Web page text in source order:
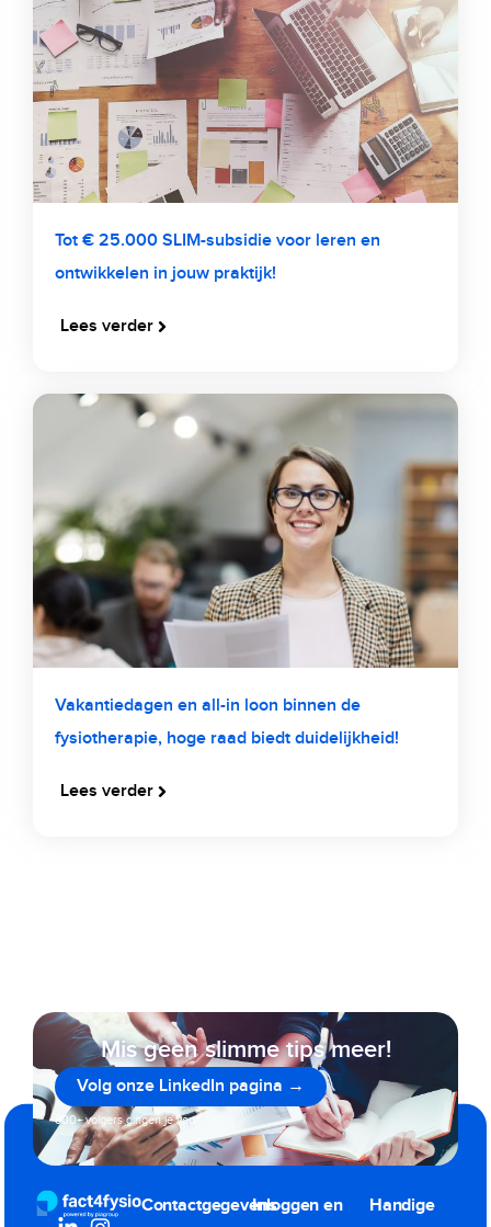
Tot € 25.000 SLIM-subsidie voor leren en
ontwikkelen in jouw praktijk!
Lees verder
Vakantiedagen en all-in loon binnen de
fysiotherapie, hoge raad biedt duidelijkheid!
Lees verder
Mis geen slimme tips meer!
Volg onze LinkedIn pagina →
800+ volgers gingen je voor
ContactgegevensInloggen en Handige